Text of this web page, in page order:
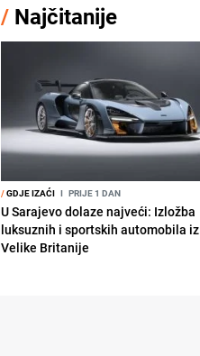
/ Najčitanije
/GDJE IZAĆI I PRIJE 1 DAN
U Sarajevo dolaze najveći: Izložba
luksuznih i sportskih automobila iz
Velike Britanije